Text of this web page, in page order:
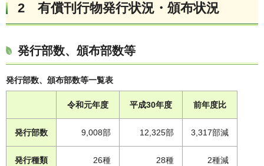
2 有償刊行物発行状況・頒布状況
発行部数、頒布部数等
発行部数、頒布部数等一覧表
令和元年度 平成30年度 前年度比
発行部数 9,008部 12,325部 3,317部減
発行種類 26種 28種 2種減